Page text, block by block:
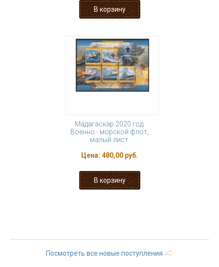
Мадагаскар 2020 год.
Военно - морской флот,
малый лист.
Цена: 480,00 руб.
Посмотреть все новые поступления